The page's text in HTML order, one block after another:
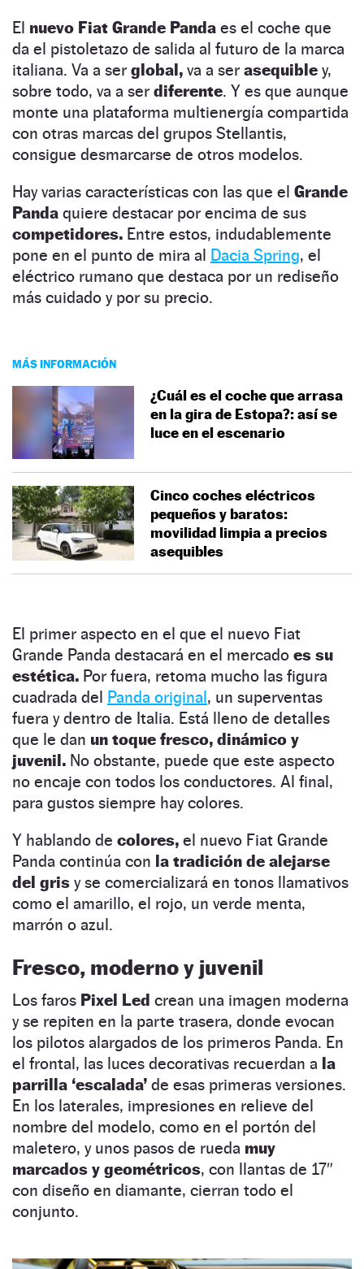
El nuevo Fiat Grande Panda es el coche que
da el pistoletazo de salida al futuro de la marca
italiana. Va a ser global, va a ser asequible y,
sobre todo, va a ser diferente. Y es que aunque
monte una plataforma multienergía compartida
con otras marcas del grupos Stellantis,
consigue desmarcarse de otros modelos.
Hay varias características con las que el Grande
Panda quiere destacar por encima de sus
competidores. Entre estos, indudablemente
pone en el punto de mira al Dacia Spring, el
eléctrico rumano que destaca por un rediseño
más cuidado y por su precio.
MÁS INFORMACIÓN
¿Cuál es el coche que arrasa
en la gira de Estopa?: así se
luce en el escenario
Cinco coches eléctricos
pequeños y baratos:
movilidad limpia a precios
asequibles
El primer aspecto en el que el nuevo Fiat
Grande Panda destacará en el mercado es su
estética. Por fuera, retoma mucho las figura
cuadrada del Panda original, un superventas
fuera y dentro de Italia. Está lleno de detalles
que le dan un toque fresco, dinámico y
juvenil. No obstante, puede que este aspecto
no encaje con todos los conductores. Al final,
para gustos siempre hay colores.
Y hablando de colores, el nuevo Fiat Grande
Panda continúa con la tradición de alejarse
del gris y se comercializará en tonos llamativos
como el amarillo, el rojo, un verde menta,
marrón o azul.
Fresco, moderno y juvenil
Los faros Pixel Led crean una imagen moderna
y se repiten en la parte trasera, donde evocan
los pilotos alargados de los primeros Panda. En
el frontal, las luces decorativas recuerdan a la
parrilla ‘escalada’ de esas primeras versiones.
En los laterales, impresiones en relieve del
nombre del modelo, como en el portón del
maletero, y unos pasos de rueda muy
marcados y geométricos, con llantas de 17″
con diseño en diamante, cierran todo el
conjunto.